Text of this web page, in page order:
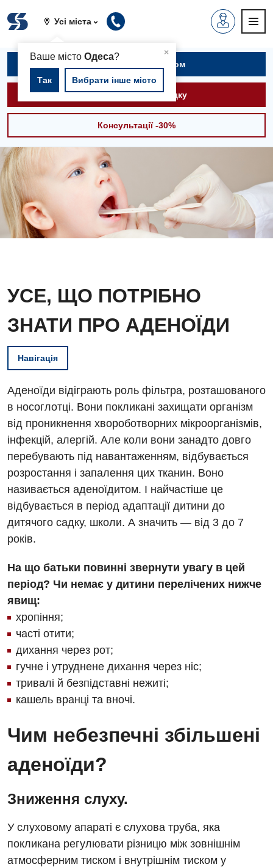
Усі міста
×
Ваше містоОдеса?
Так Вибрати інше місто
Записатися на прийом
Викликати швидку
Консультації -30%
УСЕ, ЩО ПОТРІБНО
ЗНАТИ ПРО АДЕНОЇДИ
Навігація
Аденоїди відіграють роль фільтра, розташованого
в носоглотці. Вони покликані захищати організм
від проникнення хвороботворних мікроорганізмів,
інфекцій, алергій. Але коли вони занадто довго
перебувають під навантаженням, відбувається
розростання і запалення цих тканин. Воно
називається аденоїдитом. І найчастіше це
відбувається в період адаптації дитини до
дитячого садку, школи. А значить — від 3 до 7
років.
На що батьки повинні звернути увагу в цей
період? Чи немає у дитини перелічених нижче
явищ:
хропіння;
часті отити;
дихання через рот;
гучне і утруднене дихання через ніс;
тривалі й безпідставні нежиті;
кашель вранці та вночі.
Чим небезпечні збільшені
аденоїди?
Зниження слуху.
У слуховому апараті є слухова труба, яка
покликана регулювати різницю між зовнішнім
атмосферним тиском і внутрішнім тиском у